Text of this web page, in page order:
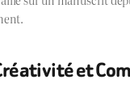
et